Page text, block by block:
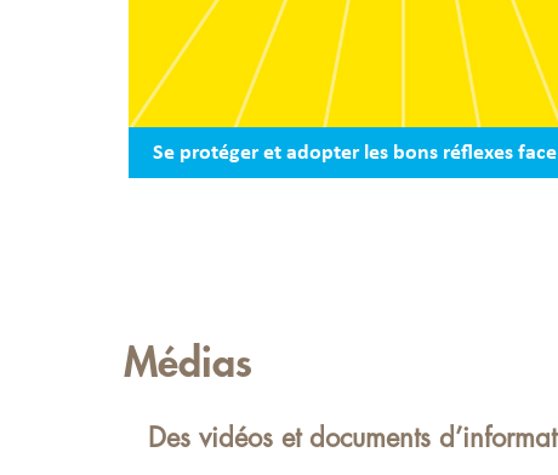
Se protéger et adopter les bons réflexes
Médias
Des vidéos et documents